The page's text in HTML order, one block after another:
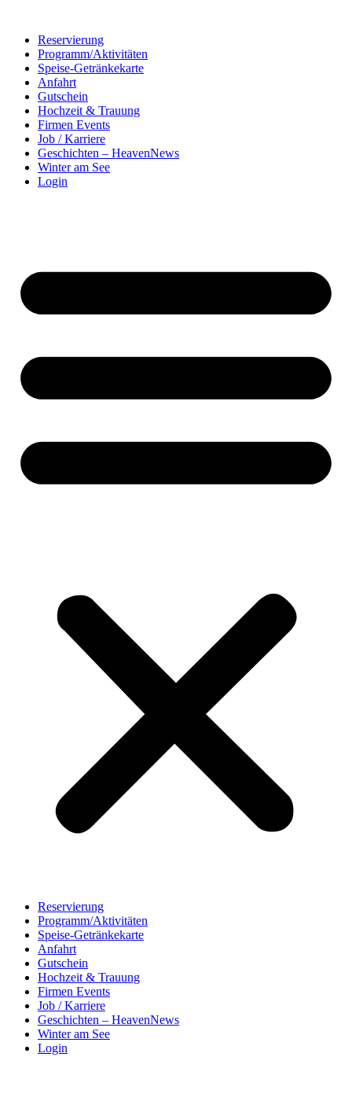
springenReservierung
Programm/Aktivitäten
Speise-Getränkekarte
Anfahrt
Gutschein
Hochzeit & Trauung
Firmen Events
Job / Karriere
Geschichten – HeavenNews
Winter am See
Login
Reservierung
Programm/Aktivitäten
Speise-Getränkekarte
Anfahrt
Gutschein
Hochzeit & Trauung
Firmen Events
Job / Karriere
Geschichten – HeavenNews
Winter am See
Login